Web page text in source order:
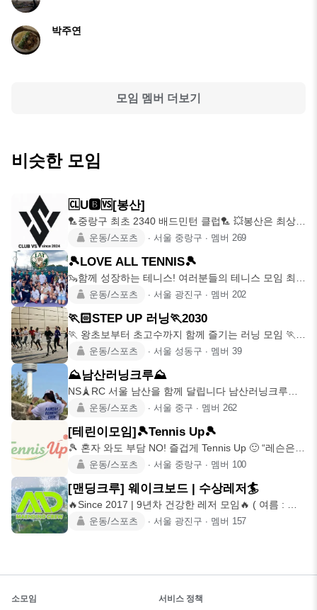
박주연
모임 멤버 더보기
비슷한 모임
🆑️U🅱️🆚️[봉산]
🏸중랑구 최초 2340 배드민턴 클럽🏸 💥봉산은 최상의
운동환경을 매일
운동/스포츠 ∙ 서울 중랑구 ∙ 멤버 269
🎾LOVE ALL TENNIS🎾
🦦함께 성장하는 테니스! 여러분들의 테니스 모임 최종
정착지🦦 🌲서울
운동/스포츠 ∙ 서울 광진구 ∙ 멤버 202
🏃🏻STEP UP 러닝🏃2030
🏃 왕초보부터 초고수까지 함께 즐기는 러닝 모임 🏃
🏃🏻‍♀️러닝이 처
운동/스포츠 ∙ 서울 성동구 ∙ 멤버 39
⛰️남산러닝크루⛰️
NS🗼RC 서울 남산을 함께 달립니다 남산러닝크루
NamSan Runni
운동/스포츠 ∙ 서울 중구 ∙ 멤버 262
[테린이모임]🎾Tennis Up🎾
🎾 혼자 와도 부담 NO! 즐겁게 Tennis Up 🙂 “레슨은
받았 운동/스포츠 ∙ 서울 중랑구 ∙ 멤버 100
[맨딩크루] 웨이크보드 | 수상레저🏄
🔥Since 2017 | 9년차 건강한 레저 모임🔥 ( 여름 : 남
운동/스포츠 ∙ 서울 광진구 ∙ 멤버 157
소모임 서비스 정책